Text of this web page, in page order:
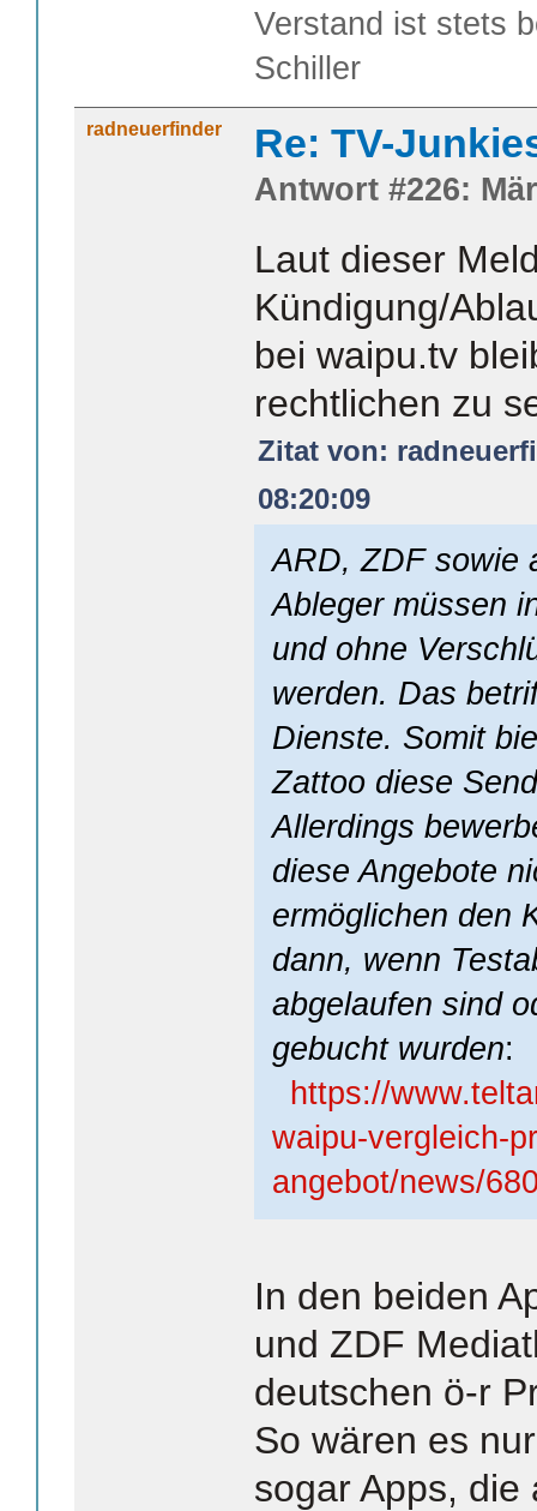
Verstand ist stets
Schiller
radneuerfinder Re: TV-
Antwort #226:
Laut dieser
Kündigung/
bei waipu.tv
rechtlichen zu
Zitat von:
08:20:09
ARD, ZDF sowie
Ableger müssen
und ohne
werden. Das
Dienste. Somit
Zattoo diese
Allerdings
diese Angebote
ermöglichen den
dann, wenn
abgelaufen sind
gebucht wurden:
https://
waipu-vergleich-
angebot/news/
In den beiden
und ZDF
deutschen ö-r
So wären es
sogar Apps, die